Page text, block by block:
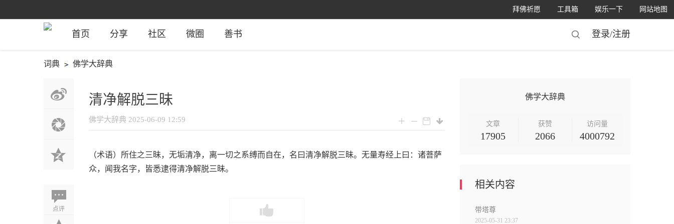
网站地图
娱乐一下
工具箱
拜佛祈愿
首页 分享 社区 微圈 善书 登录/注册
词典 佛学大辞典
点评
清净解脱三昧
佛学大辞典 2025-06-09 12:59
（术语）所住之三昧，无垢清净，离一切之系缚而自在，名曰清净解脱三昧。无量寿经上曰：诸菩萨
众，闻我名字，皆悉逮得清净解脱三昧。
佛学大辞典
文章
17905
获赞
2066
访问量
4000792
相关内容
带塔尊
2025-05-31 23:37